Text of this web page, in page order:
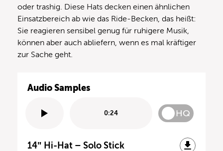
oder trashig. Diese Hats decken einen ähnlichen
Einsatzbereich ab wie das Ride-Becken, das heißt:
Sie reagieren sensibel genug für ruhigere Musik,
können aber auch abliefern, wenn es mal kräftiger
zur Sache geht.
Audio Samples
0:24 HQ
14″ Hi-Hat – Solo Stick